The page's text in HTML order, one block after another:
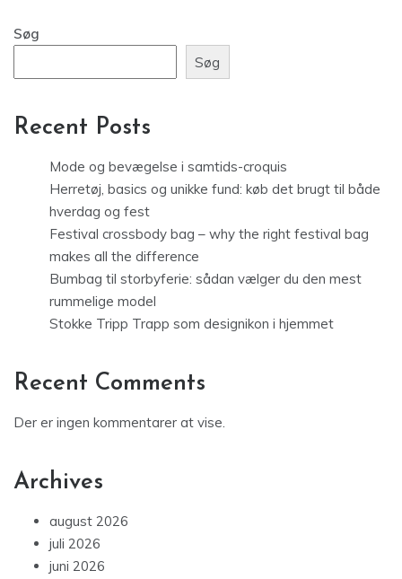
Søg
Søg
Recent Posts
Mode og bevægelse i samtids-croquis
Herretøj, basics og unikke fund: køb det brugt til både
hverdag og fest
Festival crossbody bag – why the right festival bag
makes all the difference
Bumbag til storbyferie: sådan vælger du den mest
rummelige model
Stokke Tripp Trapp som designikon i hjemmet
Recent Comments
Der er ingen kommentarer at vise.
Archives
august 2026
juli 2026
juni 2026